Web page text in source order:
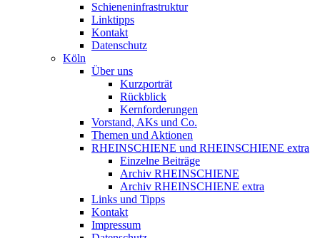
Schieneninfrastruktur
Linktipps
Kontakt
Datenschutz
Köln
Über uns
Kurzporträt
Rückblick
Kernforderungen
Vorstand, AKs und Co.
Themen und Aktionen
RHEINSCHIENE und RHEINSCHIENE extra
Einzelne Beiträge
Archiv RHEINSCHIENE
Archiv RHEINSCHIENE extra
Links und Tipps
Kontakt
Impressum